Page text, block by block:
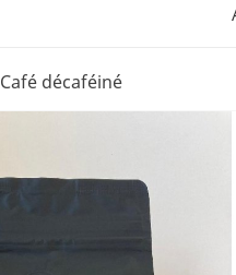
Café décaféiné